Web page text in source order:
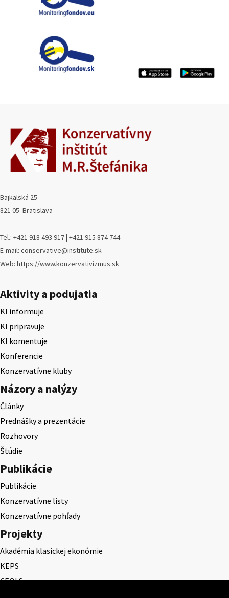
Bajkalská 25
821 05 Bratislava
Tel.: +421 918 493 917 | +421 915 874 744
E-mail: conservative@institute.sk
Web: https://www.konzervativizmus.sk
Aktivity a podujatia
KI informuje
KI pripravuje
KI komentuje
Konferencie
Konzervatívne kluby
Názory a nalýzy
Články
Prednášky a prezentácie
Rozhovory
Štúdie
Publikácie
Publikácie
Konzervatívne listy
Konzervatívne pohľady
Projekty
Akadémia klasickej ekonómie
KEPS
CEQLS